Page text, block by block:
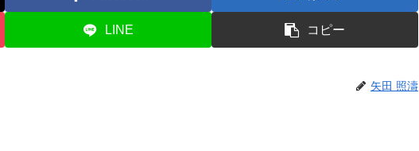
LINE コピー
矢田 照濤